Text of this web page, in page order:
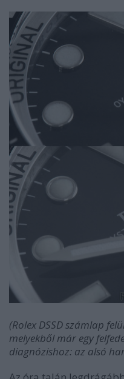
(Rolex DSSD számlap
melyekből már egy
diagnózishoz: az alsó